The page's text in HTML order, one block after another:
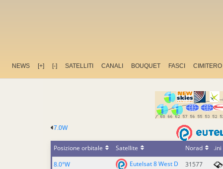
NEWS [+] [-] SATELLITI CANALI BOUQUET FASCI CIMITERO
7.0W
Posizione orbitale Satellite Norad .ini
8.0°W
Eutelsat 8 West D 31577